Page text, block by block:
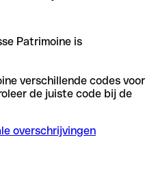
Patrimoine is
verschillende codes voor
de juiste code bij de
overschrijvingen